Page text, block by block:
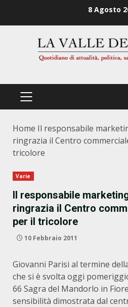
8 Agosto
PRIMÄRES
Home Il responsabile
ringrazia il Centro
tricolore
Varie
Il responsabile
ringrazia il Centro
per il tricolore
10 Febbraio 2011
Giovanni Parisi al termine
che si è svolta oggi
66 Sagra del Mandorlo in
sensibilità dimostrata dal